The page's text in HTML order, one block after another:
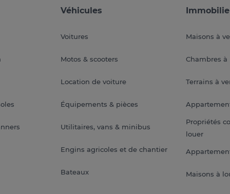
Véhicules
Voitures
Motos & scooters
Location de voiture
Équipements & pièces
Utilitaires, vans & minibus
Engins agricoles et de chantier
Bateaux
Maisons à
Chambres à
Terrains à
Propriétés
louer
Maisons à